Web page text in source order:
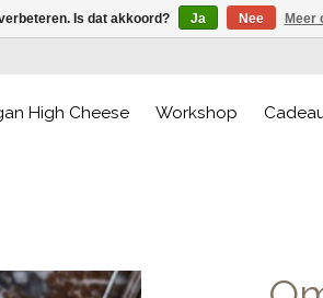
High Cheese Workshop
Is dat akkoord? Ja Nee Meer